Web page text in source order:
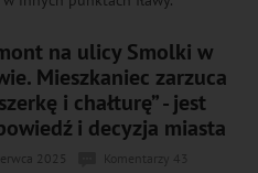
na ulicy Smolki w
Mieszkaniec zarzuca
i chałturę” - jest
i decyzja miasta
2025